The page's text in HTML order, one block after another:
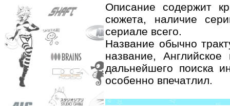
Описание содержит
сюжета, наличие
сериале всего.
Название обычно
название,
дальнейшего поиска
особенно впечатлил.